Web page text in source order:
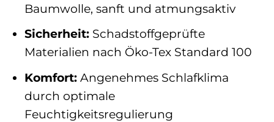
Baumwolle, sanft und atmungsaktiv
Sicherheit: Schadstoffgeprüfte
Materialien nach Öko-Tex Standard 100
Komfort: Angenehmes Schlafklima
durch optimale
Feuchtigkeitsregulierung